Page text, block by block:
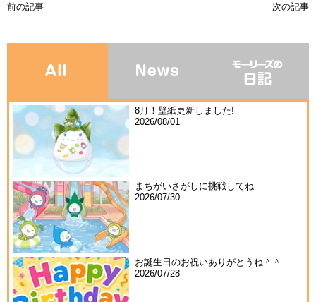
前の記事 次の記事
8月！壁紙更新しました!
2026/08/01
まちがいさがしに挑戦してね
2026/07/30
お誕生日のお祝いありがとうね＾＾
2026/07/28